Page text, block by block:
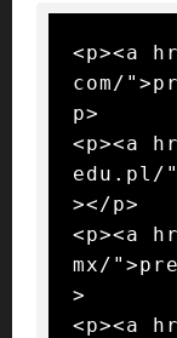
<p><a
com/
p>
<p><a
edu.pl/
></p>
<p><a
mx/
>
<p><a